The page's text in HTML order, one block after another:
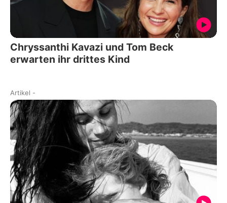
Chryssanthi Kavazi und Tom Beck
erwarten ihr drittes Kind
Artikel -